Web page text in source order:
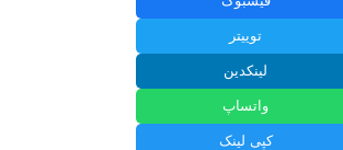
توییتر
لینکدین
واتساپ
کپی لینک